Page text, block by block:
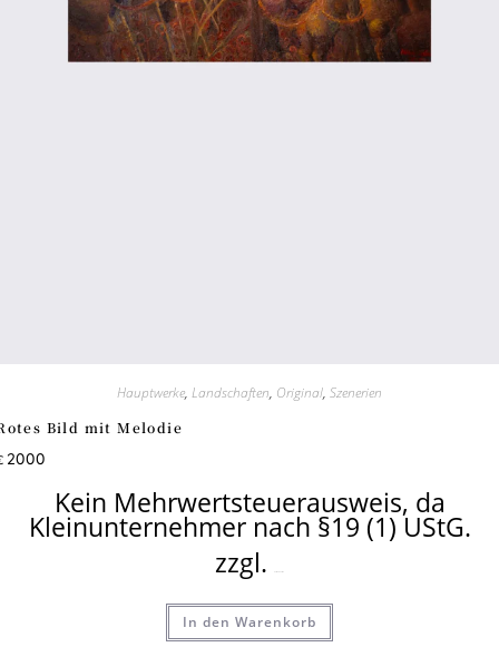
Hauptwerke, Landschaften, Original, Szenerien
Bild mit Melodie
2000
Kein Mehrwertsteuerausweis, da
Kleinunternehmer nach §19 (1) UStG.
zzgl.
In den Warenkorb